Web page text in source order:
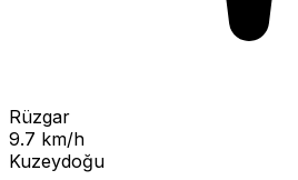
Rüzgar
9.7 km/h
Kuzeydoğu